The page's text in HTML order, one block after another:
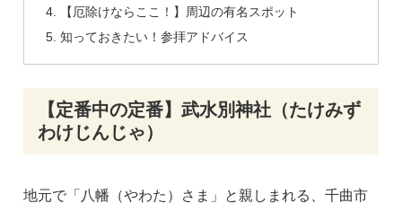
【厄除けならここ！】周辺の有名スポット
知っておきたい！参拝アドバイス
【定番中の定番】武水別神社（たけみず
わけじんじゃ）
地元で「八幡（やわた）さま」と親しまれる、千曲市